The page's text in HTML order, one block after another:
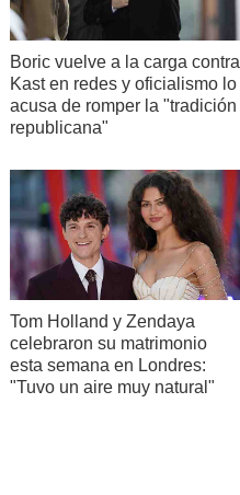
Boric vuelve a la carga contra
Kast en redes y oficialismo lo
acusa de romper la "tradición
republicana"
Tom Holland y Zendaya
celebraron su matrimonio
esta semana en Londres:
"Tuvo un aire muy natural"